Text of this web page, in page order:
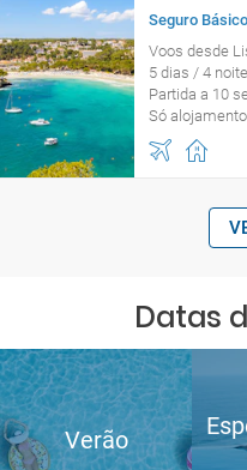
Seguro
Voos desde
5 dias / 4
Partida a 10
Só alojamento
Datas
Verão